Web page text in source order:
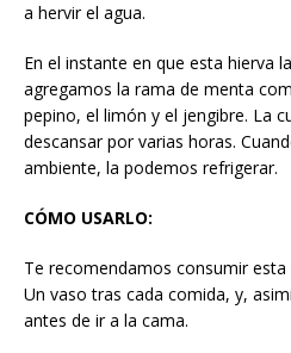
a hervir el agua.
En el instante en que esta hierva
agregamos la rama de menta
pepino, el limón y el jengibre. La
descansar por varias horas.
ambiente, la podemos refrigerar.
CÓMO USARLO:
Te recomendamos consumir esta
Un vaso tras cada comida, y,
antes de ir a la cama.